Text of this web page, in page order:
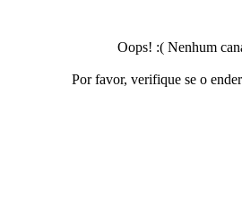
Oops! :( Nenhum
Por favor, verifique se o